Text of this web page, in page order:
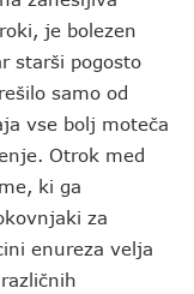
je bolezen
starši pogosto
samo od
vse bolj moteča
Otrok med
ki ga
za
enureza velja